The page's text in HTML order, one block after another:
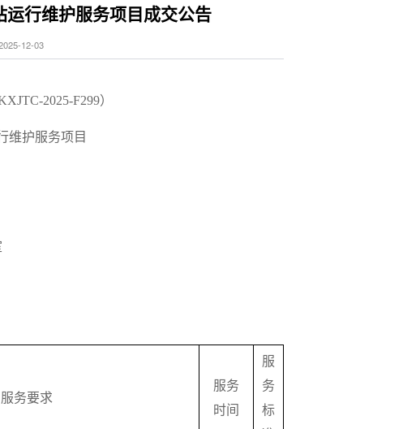
行维护服务项目成交公告
12-03
2025-F299）
维护服务项目
服务要求
服务
时间
服
务
标